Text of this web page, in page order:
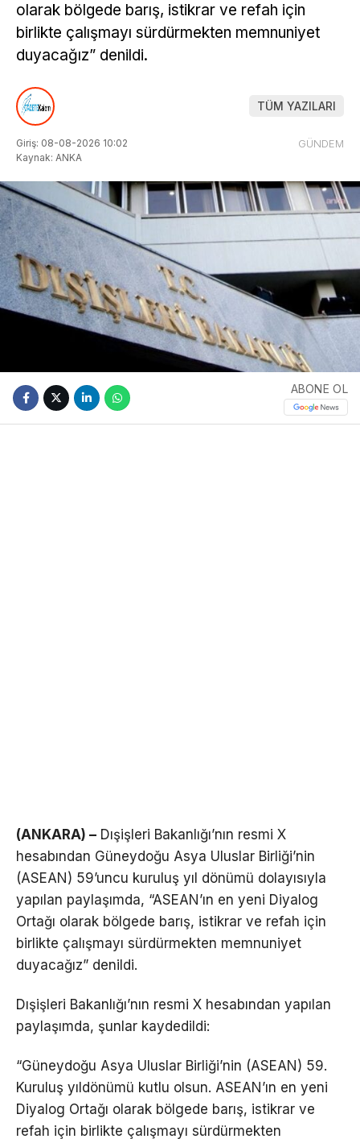
olarak bölgede barış, istikrar ve refah için
birlikte çalışmayı sürdürmekten memnuniyet
duyacağız” denildi.
TÜM YAZILARI
Giriş: 08-08-2026 10:02
Kaynak: ANKA
GÜNDEM
ABONE OL
(ANKARA) – Dışişleri Bakanlığı’nın resmi X
hesabından Güneydoğu Asya Uluslar Birliği’nin
(ASEAN) 59’uncu kuruluş yıl dönümü dolayısıyla
yapılan paylaşımda, “ASEAN’ın en yeni Diyalog
Ortağı olarak bölgede barış, istikrar ve refah için
birlikte çalışmayı sürdürmekten memnuniyet
duyacağız” denildi.
Dışişleri Bakanlığı’nın resmi X hesabından yapılan
paylaşımda, şunlar kaydedildi:
“Güneydoğu Asya Uluslar Birliği’nin (ASEAN) 59.
Kuruluş yıldönümü kutlu olsun. ASEAN’ın en yeni
Diyalog Ortağı olarak bölgede barış, istikrar ve
refah için birlikte çalışmayı sürdürmekten